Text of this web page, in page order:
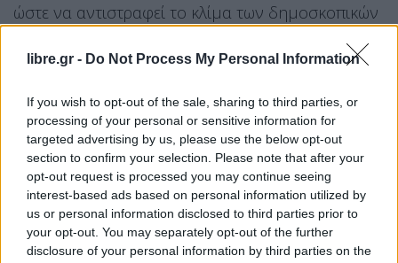
libre.gr - Do Not Process My Personal Information
If you wish to opt-out of the sale, sharing to third parties, or
processing of your personal or sensitive information for
targeted advertising by us, please use the below opt-out
section to confirm your selection. Please note that after your
opt-out request is processed you may continue seeing
interest-based ads based on personal information utilized by
us or personal information disclosed to third parties prior to
your opt-out. You may separately opt-out of the further
disclosure of your personal information by third parties on the
ώστε να αντιστραφεί το κλίμα των δημοσκοπικών
και ευρύτερη Κεντρική Μακεδονία (πρώην
νομάρχες, μέλη της ακαδημαϊκής κοινότητας,
συνδικαλιστές κτλ).
Η εκδήλωση με ομιλητέςΣκανδαλίδηκαι
Βαρδακαστάνη, έστειλε μήνυμα συσπείρωσης και
ισχύος έναντι της ΕΛΑΣ του Αλέξη Τσίπρα.